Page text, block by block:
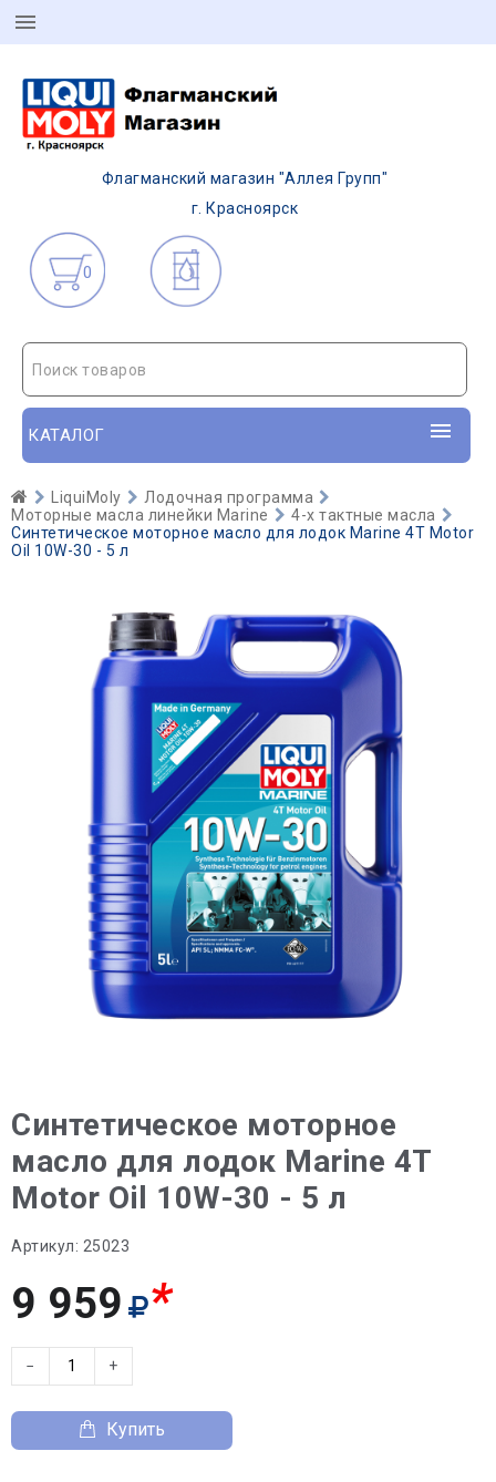
Флагманский магазин "Аллея Групп"
г. Красноярск
0
Поиск товаров
КАТАЛОГ
LiquiMoly
Лодочная программа
Моторные масла линейки Marine
4-х тактные масла
Синтетическое моторное масло для лодок Marine 4T Motor
Oil 10W-30 - 5 л
Синтетическое моторное
масло для лодок Marine 4T
Motor Oil 10W-30 - 5 л
Артикул: 25023
9 959 *
− +
Купить